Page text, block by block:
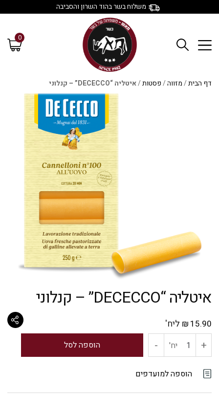
משלוח בשר בהוד השרון והסביבה
0
דף הבית/מזווה/פסטות/איטליה “DECECCO” – קנלוני
איטליה “DECECCO” – קנלוני
₪ 15.90 ליח'
+ כמות יח' - הוספה לסל
הוספה למועדפים